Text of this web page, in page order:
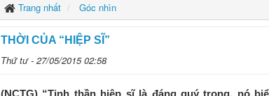
Trang nhất Góc nhìn
THỜI CỦA “HIỆP SĨ”
Thứ tư - 27/05/2015 02:58
(NCTG) “Tinh thần hiệp sĩ là đáng quý trọng, nó